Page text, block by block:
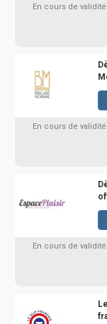
En cours de validité
En cours de validité
En cours de validité